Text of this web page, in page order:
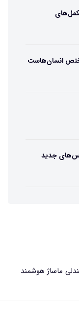
کمک «مکمل‌های
انسان‌هاست
جدید
ماساژ هوشمند